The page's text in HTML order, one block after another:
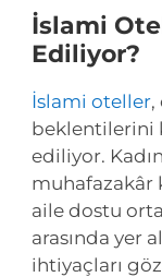
İslami
Ediliyor?
İslami oteller,
beklentilerini
ediliyor.
muhafazakâr
aile dostu
arasında yer
ihtiyaçları